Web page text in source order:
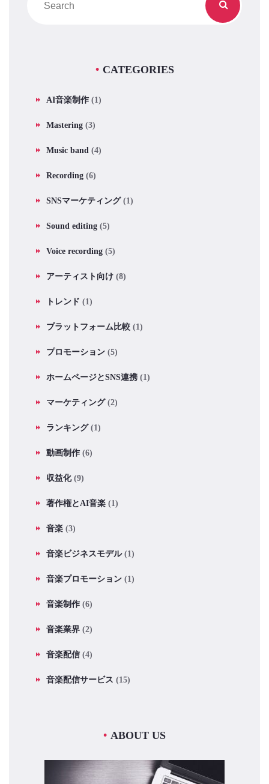
CATEGORIES
AI音楽制作 (1)
Mastering (3)
Music band (4)
Recording (6)
SNSマーケティング(1)
Sound editing (5)
Voice recording (5)
アーティスト向け (8)
トレンド (1)
プラットフォーム比較 (1)
プロモーション (5)
ホームページとSNS連携 (1)
マーケティング(2)
ランキング(1)
動画制作 (6)
収益化(9)
著作権とAI音楽 (1)
音楽 (3)
音楽ビジネスモデル(1)
音楽プロモーション (1)
音楽制作 (6)
音楽業界 (2)
音楽配信 (4)
音楽配信サービス (15)
ABOUT US